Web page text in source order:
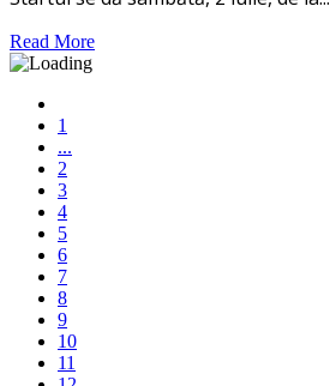
Read More
1
...
2
3
4
5
6
7
8
9
10
11